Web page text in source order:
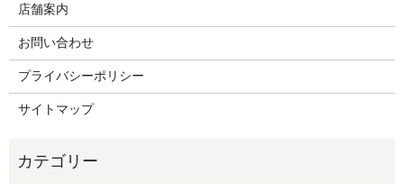
店舗案内
お問い合わせ
プライバシーポリシー
サイトマップ